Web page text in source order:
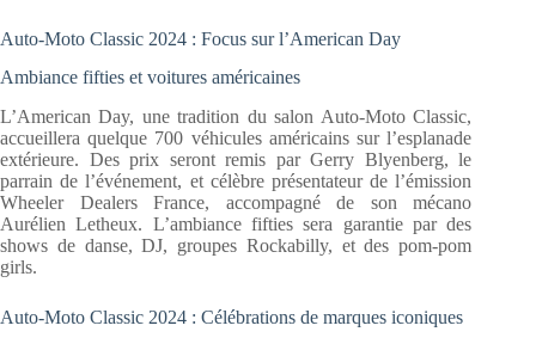
Auto-Moto Classic 2024 : Focus sur l’American Day
Ambiance fifties et voitures américaines
L’American Day, une tradition du salon Auto-Moto Classic,
accueillera quelque 700 véhicules américains sur l’esplanade
extérieure. Des prix seront remis par Gerry Blyenberg, le
parrain de l’événement, et célèbre présentateur de l’émission
Wheeler Dealers France, accompagné de son mécano
Aurélien Letheux. L’ambiance fifties sera garantie par des
shows de danse, DJ, groupes Rockabilly, et des pom-pom
girls.
Auto-Moto Classic 2024 : Célébrations de marques iconiques